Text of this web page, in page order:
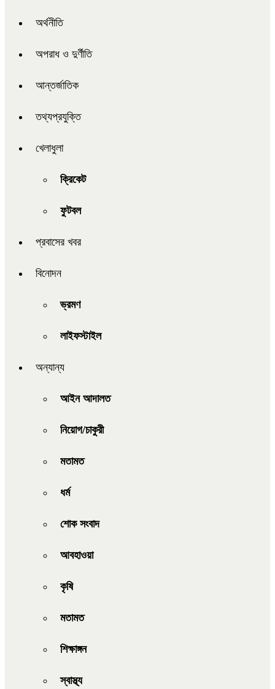
অর্থনীতি
অপরাধ ও দুর্ণীতি
আন্তর্জাতিক
তথ্যপ্রযুক্তি
খেলাধুলা
ক্রিকেট
ফুটবল
প্রবাসের খবর
বিনোদন
ভ্রমণ
লাইফস্টাইল
অন্যান্য
আইন আদালত
নিয়োগ/চাকুরী
মতামত
ধর্ম
শোক সংবাদ
আবহাওয়া
কৃষি
মতামত
শিক্ষাঙ্গন
স্বাস্থ্য